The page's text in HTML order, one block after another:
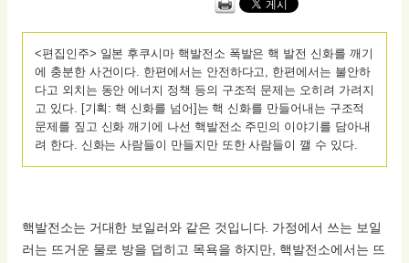
<편집인주> 일본 후쿠시마 핵발전소 폭발은 핵 발전 신화를 깨기
에 충분한 사건이다. 한편에서는 안전하다고, 한편에서는 불안하
다고 외치는 동안 에너지 정책 등의 구조적 문제는 오히려 가려지
고 있다. [기획: 핵 신화를 넘어]는 핵 신화를 만들어내는 구조적
문제를 짚고 신화 깨기에 나선 핵발전소 주민의 이야기를 담아내
려 한다. 신화는 사람들이 만들지만 또한 사람들이 깰 수 있다.
핵발전소는 거대한 보일러와 같은 것입니다. 가정에서 쓰는 보일
러는 뜨거운 물로 방을 덥히고 목욕을 하지만, 핵발전소에서는 뜨